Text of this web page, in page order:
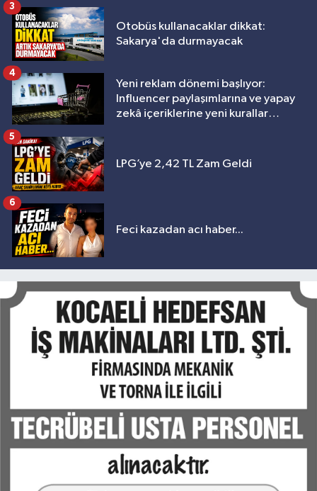
Otobüs kullanacaklar dikkat:
Sakarya'da durmayacak
3
Yeni reklam dönemi başlıyor:
Influencer paylaşımlarına ve yapay
zekâ içeriklerine yeni kurallar
4
LPG’ye 2,42 TL Zam Geldi
5
Feci kazadan acı haber...
6